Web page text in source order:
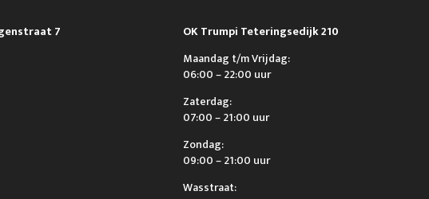
7
OK Trumpi Teteringsedijk 210
Maandag t/m Vrijdag:
06:00 – 22:00 uur
Zaterdag:
07:00 – 21:00 uur
Zondag:
09:00 – 21:00 uur
Wasstraat: